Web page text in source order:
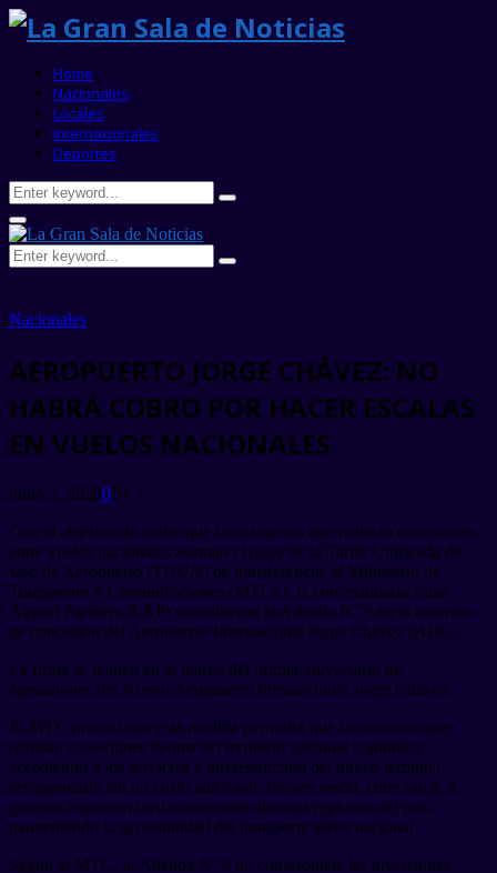
Home
Nacionales
Locales
Internacionales
Deportes
Search
for:
Search
Primary
Menu
Search
for:
Search
Nacionales
AEROPUERTO JORGE CHÁVEZ: NO
HABRÁ COBRO POR HACER ESCALAS
EN VUELOS NACIONALES
junio 2, 2026074
Con el objetivo de evitar que los pasajeros que realizan conexiones
entre vuelos nacionales asuman el pago de la Tarifa Unificada de
Uso de Aeropuerto (TUUA) de transferencia, el Ministerio de
Transportes y Comunicaciones (MTC) y la concesionaria Lima
Airport Partners (LAP) suscribieron la Adenda N° 9 en el contrato
de concesión del Aeropuerto Internacional Jorge Chávez (AIJC).
La firma se realizó en el marco del primer aniversario de
operaciones del Nuevo Aeropuerto Internacional Jorge Chávez.
El MTC precisó que esta medida permitirá que los usuarios que
realizan conexiones dentro del territorio nacional continúen
accediendo a los servicios e infraestructura del nuevo terminal
aeroportuario sin un costo adicional, favoreciendo, entre otros, a
quienes requieren trasladarse entre distintas regiones del país,
manteniendo la accesibilidad del transporte aéreo nacional.
Según el MTC, la Adenda Nº 9 no compromete las inversiones